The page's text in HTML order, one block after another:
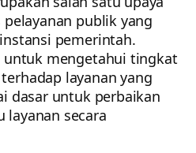
publik yang
pemerintah.
mengetahui tingkat
layanan yang
dasar untuk perbaikan
secara